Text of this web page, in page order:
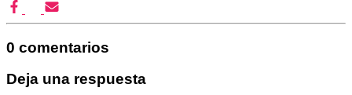
0 comentarios
Deja una respuesta